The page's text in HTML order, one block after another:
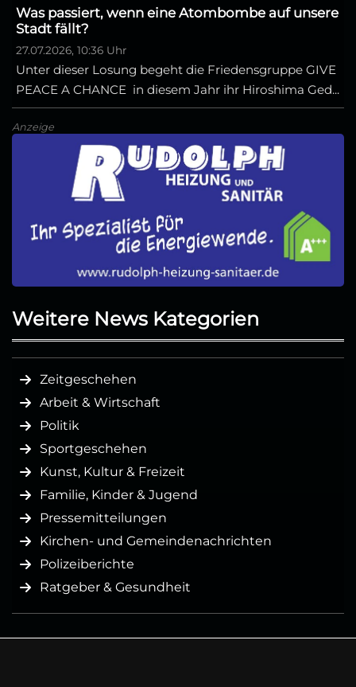
Was passiert, wenn eine Atombombe auf unsere
Stadt fällt?
27.07.2026, 10:36 Uhr
Unter dieser Losung begeht die Friedensgruppe GIVE
PEACE A CHANCE in diesem Jahr ihr Hiroshima Ged...
Anzeige
Weitere News Kategorien
Zeitgeschehen
Arbeit & Wirtschaft
Politik
Sportgeschehen
Kunst, Kultur & Freizeit
Familie, Kinder & Jugend
Pressemitteilungen
Kirchen- und Gemeindenachrichten
Polizeiberichte
Ratgeber & Gesundheit